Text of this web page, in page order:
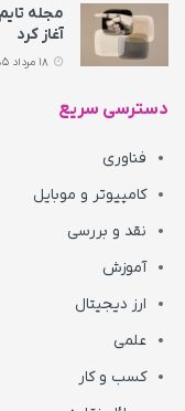
مجله
آغاز کرد
دسترسی سریع
فناوری
کامپیوتر و موبایل
نقد و بررسی
آموزش
ارز دیجیتال
علمی
کسب و کار